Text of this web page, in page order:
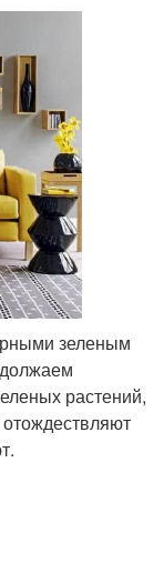
зеленым
растений,